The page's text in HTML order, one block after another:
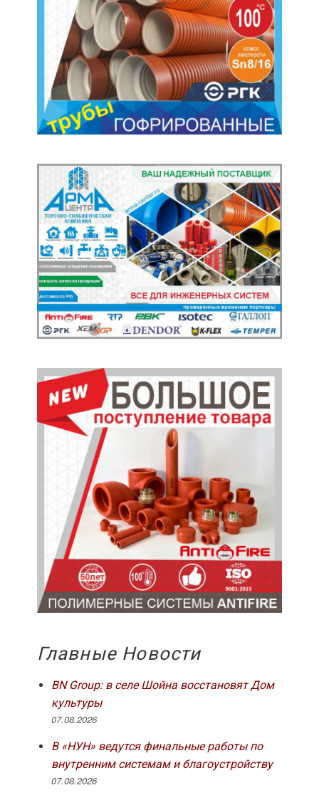
Главные Новости
BN Group: в селе Шойна восстановят Дом
культуры
07.08.2026
В «НУН» ведутся финальные работы по
внутренним системам и благоустройству
07.08.2026